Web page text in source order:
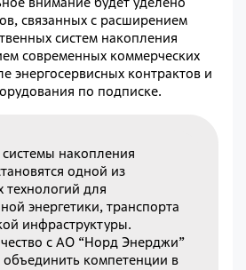
связанных с расширением
систем накопления
современных коммерческих
энергосервисных контрактов и
по подписке.
системы накопления
одной из
технологий для
энергетики, транспорта
инфраструктуры.
с АО “Норд Энерджи”
объединить компетенции в